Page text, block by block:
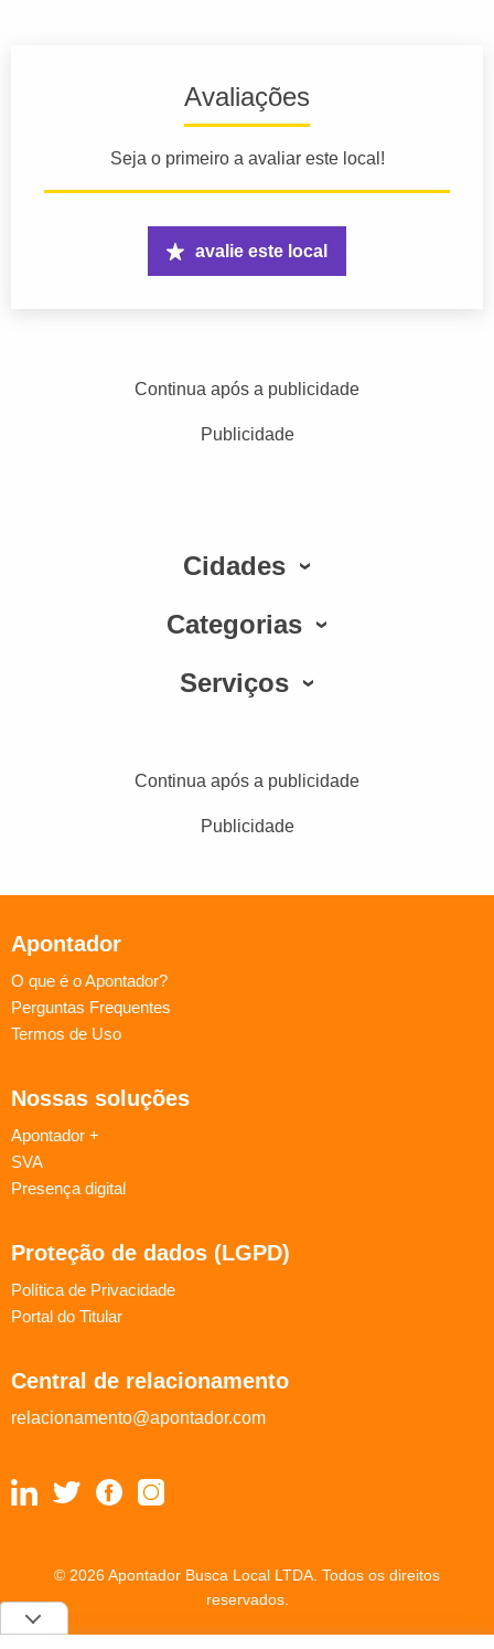
Avaliações
Seja o primeiro a avaliar este local!
avalie este local
Continua após a publicidade
Publicidade
Cidades
Categorias
Serviços
Continua após a publicidade
Publicidade
Apontador
O que é o Apontador?
Perguntas Frequentes
Termos de Uso
Nossas soluções
Apontador +
SVA
Presença digital
Proteção de dados (LGPD)
Política de Privacidade
Portal do Titular
Central de relacionamento
relacionamento@apontador.com
© 2026 Apontador Busca Local LTDA. Todos os direitos
reservados.